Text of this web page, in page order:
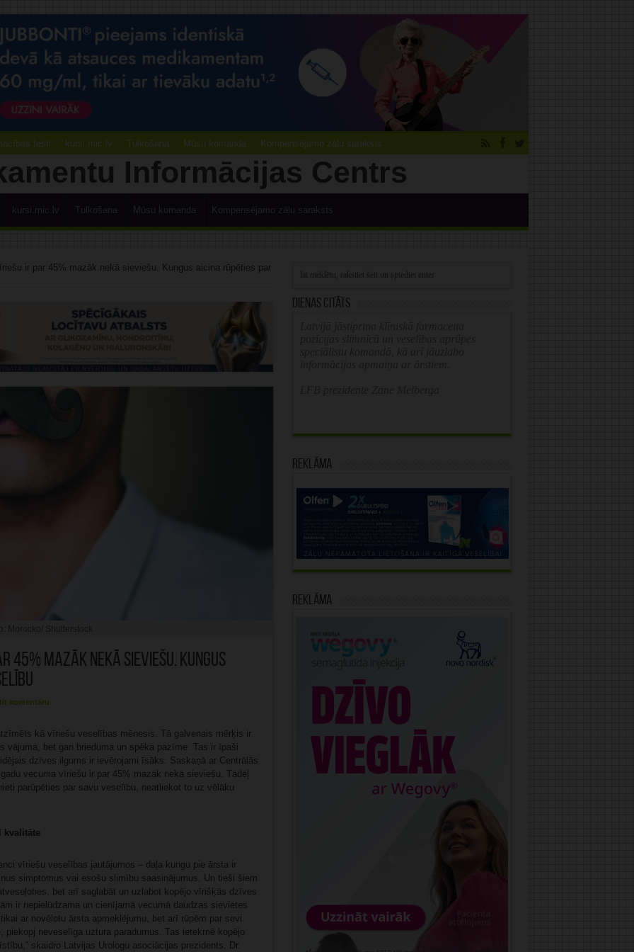
testi kursi.mic.lv Tulkošana Mūsu komanda Kompensējamo zāļu saraksts
kursi.mic.lv Tulkošana Mūsu komanda Kompensējamo zāļu saraksts
ir par 45% mazāk nekā sieviešu. Kungus aicina rūpēties par
45% mazāk nekā sieviešu. Kungus
komentāru
kā vīriešu veselības mēnesis. Tā galvenais mērķis ir
vājuma, bet gan brieduma un spēka pazīme. Tas ir īpaši
dzīves ilgums ir ievērojami īsāks. Saskaņā ar Centrālās
vecuma vīriešu ir par 45% mazāk nekā sieviešu. Tādēļ
parūpēties par savu veselību, neatliekot to uz vēlāku
kvalitāte
vīriešu veselības jautājumos – daļa kungu pie ārsta ir
simptomus vai esošu slimību saasinājumus. Un tieši šiem
bet arī saglabāt un uzlabot kopējo vīrišķās dzīves
ir nepielūdzama un cienījamā vecumā daudzas sievietes
ar novēlotu ārsta apmeklējumu, bet arī rūpēm par sevi.
neveselīga uztura paradumus. Tas ietekmē kopējo
skaidro Latvijas Urologu asociācijas prezidents. Dr.
Dienas citāts
Reklāma
Reklāma